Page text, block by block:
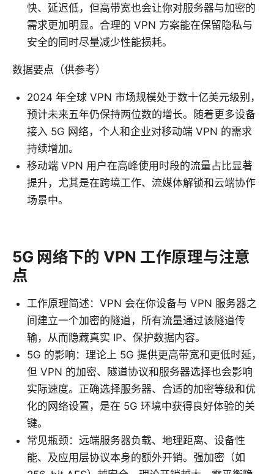
快、延迟低，但高带宽也会让你对服务器与加密的
需求更加明显。合理的 VPN 方案能在保留隐私与
安全的同时尽量减少性能损耗。
数据要点（供参考）
2024 年全球 VPN 市场规模处于数十亿美元级别，
预计未来五年仍保持两位数的增长。随着更多设备
接入 5G 网络，个人和企业对移动端 VPN 的需求
持续增加。
移动端 VPN 用户在高峰使用时段的流量占比显著
提升，尤其是在跨境工作、流媒体解锁和云端协作
场景中。
5G 网络下的 VPN 工作原理与注意
点
工作原理简述：VPN 会在你设备与 VPN 服务器之
间建立一个加密的隧道，所有流量通过该隧道传
输，从而隐藏真实 IP、保护数据内容。
5G 的影响：理论上 5G 提供更高带宽和更低时延，
但 VPN 的加密、隧道协议和服务器选择也会影响
实际速度。正确选择服务器、合适的加密等级和优
化的网络设置，是在 5G 环境中获得良好体验的关
键。
常见瓶颈：远端服务器负载、地理距离、设备性
能、及应用层协议本身的额外开销。强加密（如